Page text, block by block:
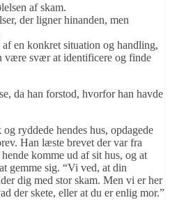
af skam.
der ligner hinanden, men
en konkret situation og handling,
være svær at identificere og finde
da han forstod, hvorfor han havde
ryddede hendes hus, opdagede
Han læste brevet der var fra
komme ud af sit hus, og at
gemme sig. “Vi ved, at din
dig med stor skam. Men vi er her
der skete, eller at du er enlig mor.”